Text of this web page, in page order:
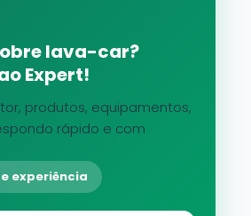
lava-car?
Expert!
produtos, equipamentos,
rápido e com
experiência